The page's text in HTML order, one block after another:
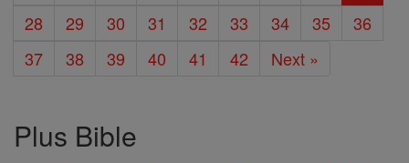
28
29 30 31 32 33 34 35
36
37
38 39 40 41 42 Next »
Plus Bible